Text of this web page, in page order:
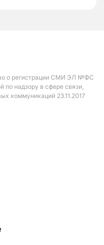
о регистрации СМИ ЭЛ №ФС
по надзору в сфере связи,
коммуникаций 23.11.2017